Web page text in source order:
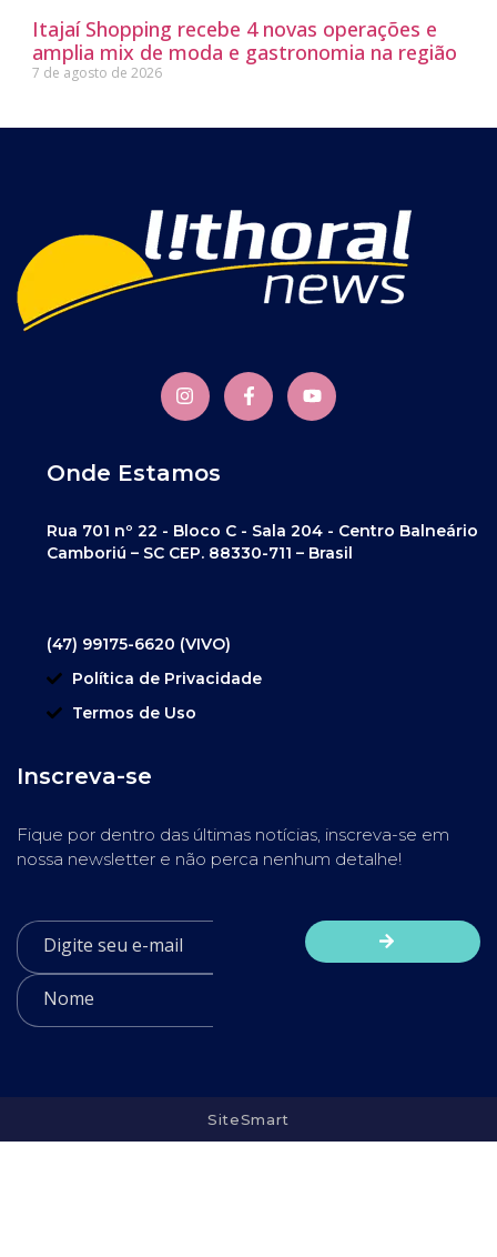
Itajaí Shopping recebe 4 novas operações e
amplia mix de moda e gastronomia na região
7 de agosto de 2026
Onde Estamos
Rua 701 nº 22 - Bloco C - Sala 204 - Centro Balneário
Camboriú – SC CEP. 88330-711 – Brasil
(47) 99175-6620 (VIVO)
Política de Privacidade
Termos de Uso
Inscreva-se
Fique por dentro das últimas notícias, inscreva-se em
nossa newsletter e não perca nenhum detalhe!
SiteSmart